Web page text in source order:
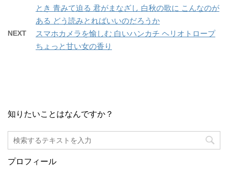
とき 青みて迫る 君がまなざし 白秋の歌に こんなのが
ある どう読みとればいいのだろうか
NEXT
スマホカメラを愉しむ 白いハンカチ ヘリオトロープ
ちょっと甘い女の香り
知りたいことはなんですか？
プロフィール